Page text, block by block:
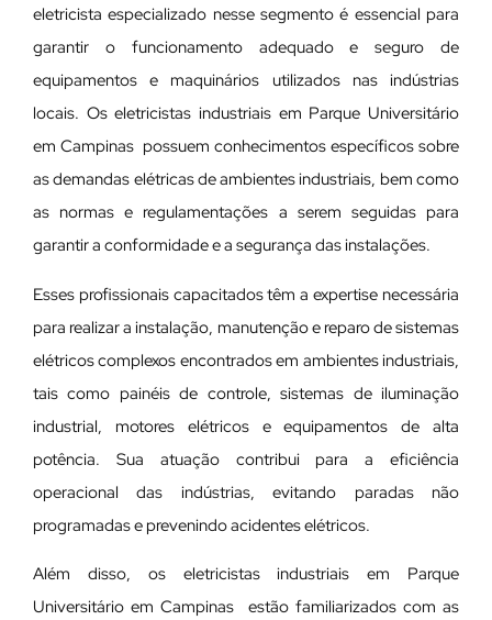
eletricista especializado nesse segmento é essencial para
garantir o funcionamento adequado e seguro de
equipamentos e maquinários utilizados nas indústrias
locais. Os eletricistas industriais em Parque Universitário
em Campinas possuem conhecimentos específicos sobre
as demandas elétricas de ambientes industriais, bem como
as normas e regulamentações a serem seguidas para
garantir a conformidade e a segurança das instalações.
Esses profissionais capacitados têm a expertise necessária
para realizar a instalação, manutenção e reparo de sistemas
elétricos complexos encontrados em ambientes industriais,
tais como painéis de controle, sistemas de iluminação
industrial, motores elétricos e equipamentos de alta
potência. Sua atuação contribui para a eficiência
operacional das indústrias, evitando paradas não
programadas e prevenindo acidentes elétricos.
Além disso, os eletricistas industriais em Parque
Universitário em Campinas estão familiarizados com as